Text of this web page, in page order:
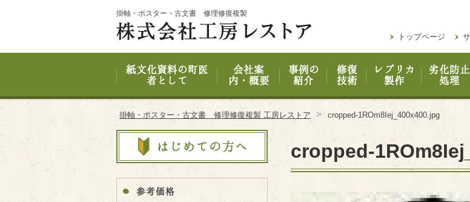
掛軸・ポスター・古文書 修理修復複製
トップページ
紙文化資料の町医
者として
会社案
内・概要
事例の
紹介
修復
技術
レプリカ
製作
劣化防止
処理
掛軸・ポスター・古文書 修理修復複製 工房レストア > cropped-1ROm8Iej_400x400.jpg
cropped-
参考価格